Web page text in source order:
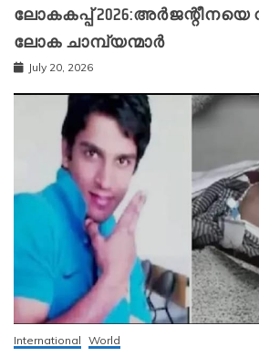
ലോകകപ്പ് 2026:അർജന്റീനയെ
ലോക ചാമ്പ്യന്മാർ
July 20, 2026
International World